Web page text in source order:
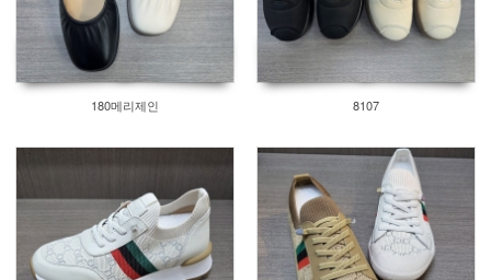
180메리제인 8107